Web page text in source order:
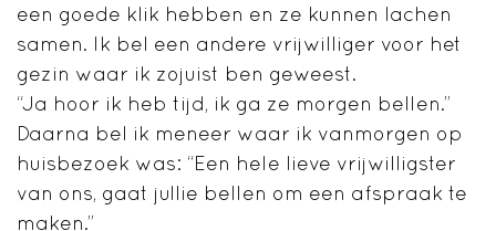
een goede klik hebben en ze kunnen lachen
samen. Ik bel een andere vrijwilliger voor het
gezin waar ik zojuist ben geweest.
“Ja hoor ik heb tijd, ik ga ze morgen bellen.”
Daarna bel ik meneer waar ik vanmorgen op
huisbezoek was: “Een hele lieve vrijwilligster
van ons, gaat jullie bellen om een afspraak te
maken.”